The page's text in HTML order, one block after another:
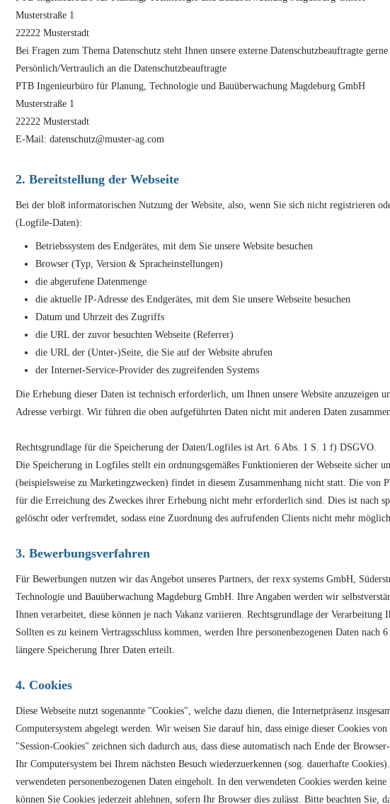
Musterstraße 1
22222 Musterstadt
Bei Fragen zum Thema Datenschutz steht Ihnen unsere externe Datenschutzbeauftragte
Persönlich/Vertraulich an die Datenschutzbeauftragte
PTB Ingenieurbüro für Planung, Technologie und Bauüberwachung Magdeburg GmbH
Musterstraße 1
22222 Musterstadt
E-Mail: datenschutz@muster-ag.com
2. Bereitstellung der Webseite
Bei der bloß informatorischen Nutzung der Website, also, wenn Sie sich nicht registrieren
(Logfile-Daten):
Betriebssystem des Endgerätes, mit dem Sie unsere Website besuchen
Browser (Typ, Version & Spracheinstellungen)
die abgerufene Datenmenge
die aktuelle IP-Adresse des Endgerätes, mit dem Sie unsere Webseite besuchen
Datum und Uhrzeit des Zugriffs
die URL der zuvor besuchten Webseite (Referrer)
die URL der (Unter-)Seite, die Sie auf der Website abrufen
der Internet-Service-Provider des zugreifenden Systems
Die Erhebung dieser Daten ist technisch erforderlich, um Ihnen unsere Website
Adresse verbirgt. Wir führen die oben aufgeführten Daten nicht mit anderen Daten zusammen.
Rechtsgrundlage für die Speicherung der Daten/Logfiles ist Art. 6 Abs. 1 S. 1 f) DSGVO.
Die Speicherung in Logfiles stellt ein ordnungsgemäßes Funktionieren der Webseite sicher
(beispielsweise zu Marketingzwecken) findet in diesem Zusammenhang nicht statt. Die
für die Erreichung des Zweckes ihrer Erhebung nicht mehr erforderlich sind. Dies ist nach
gelöscht oder verfremdet, sodass eine Zuordnung des aufrufenden Clients nicht mehr
3. Bewerbungsverfahren
Für Bewerbungen nutzen wir das Angebot unseres Partners, der rexx systems GmbH,
Technologie und Bauüberwachung Magdeburg GmbH. Ihre Angaben werden wir
Ihnen verarbeitet, diese können je nach Vakanz variieren. Rechtsgrundlage der
Sollten es zu keinem Vertragsschluss kommen, werden Ihre personenbezogenen Daten
längere Speicherung Ihrer Daten erteilt.
4. Cookies
Diese Webseite nutzt sogenannte "Cookies", welche dazu dienen, die Internetpräsenz
Computersystem abgelegt werden. Wir weisen Sie darauf hin, dass einige dieser Cookies
"Session-Cookies" zeichnen sich dadurch aus, dass diese automatisch nach Ende der
Ihr Computersystem bei Ihrem nächsten Besuch wiederzuerkennen (sog. dauerhafte
verwendeten personenbezogenen Daten eingeholt. In den verwendeten Cookies werden
können Sie Cookies jederzeit ablehnen, sofern Ihr Browser dies zulässt. Bitte beachten Sie,